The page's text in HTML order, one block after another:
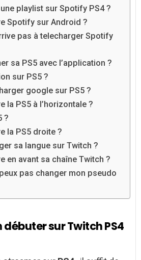
playlist sur Spotify PS4 ?
Spotify sur Android ?
pas à telecharger Spotify
sa PS5 avec l’application ?
sur PS5 ?
google sur PS5 ?
la PS5 à l’horizontale ?
?
la PS5 droite ?
sa langue sur Twitch ?
en avant sa chaîne Twitch ?
pas changer mon pseudo
sur Twitch PS4